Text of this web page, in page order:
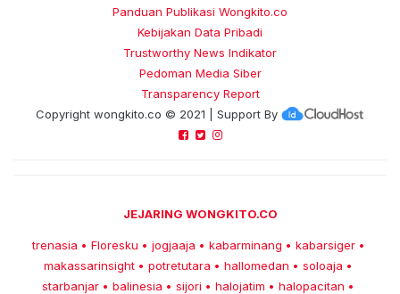
Panduan Publikasi Wongkito.co
Kebijakan Data Pribadi
Trustworthy News Indikator
Pedoman Media Siber
Transparency Report
Copyright wongkito.co © 2021 | Support By
JEJARING WONGKITO.CO
trenasia • Floresku • jogjaaja • kabarminang • kabarsiger •
makassarinsight • potretutara • hallomedan • soloaja •
starbanjar • balinesia • sijori • halojatim • halopacitan •